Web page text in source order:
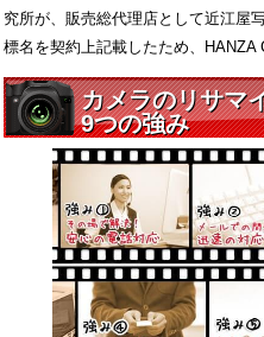
究所が、販売総代理店として近江屋
標名を契約上記載したため、HANZA